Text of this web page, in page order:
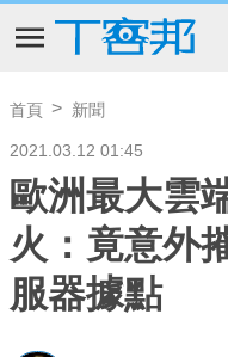
首頁 新聞
2021.03.12 01:45
歐洲最大雲
火：竟意外
服器據點